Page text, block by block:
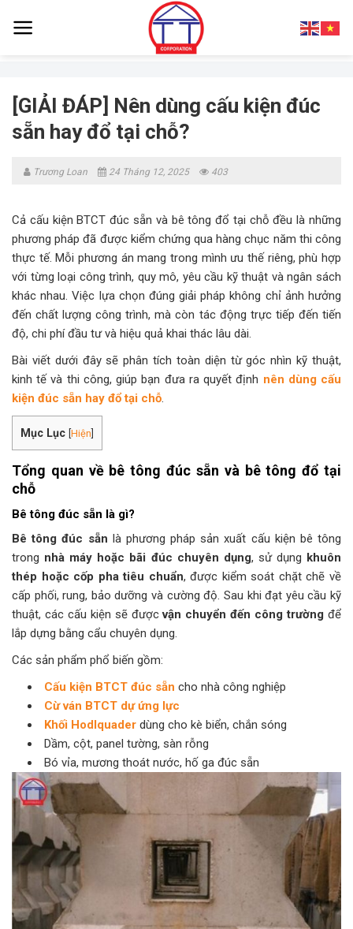
[GIẢI ĐÁP] Nên dùng cấu kiện đúc
sẵn hay đổ tại chỗ?
Trương Loan 24 Tháng 12, 2025 403
Cả cấu kiện BTCT đúc sẵn và bê tông đổ tại chỗ đều là những
phương pháp đã được kiểm chứng qua hàng chục năm thi công
thực tế. Mỗi phương án mang trong mình ưu thế riêng, phù hợp
với từng loại công trình, quy mô, yêu cầu kỹ thuật và ngân sách
khác nhau. Việc lựa chọn đúng giải pháp không chỉ ảnh hưởng
đến chất lượng công trình, mà còn tác động trực tiếp đến tiến
độ, chi phí đầu tư và hiệu quả khai thác lâu dài.
Bài viết dưới đây sẽ phân tích toàn diện từ góc nhìn kỹ thuật,
kinh tế và thi công, giúp bạn đưa ra quyết định nên dùng cấu
kiện đúc sẵn hay đổ tại chỗ
Mục Lục [Hiện]
Tổng quan về bê tông đúc sẵn và bê tông đổ tại
chỗ
Bê tông đúc sẵn là gì?
Bê tông đúc sẵn là phương pháp sản xuất cấu kiện bê tông
trong nhà máy hoặc bãi đúc chuyên dụng, sử dụng khuôn
thép hoặc cốp pha tiêu chuẩn, được kiểm soát chặt chẽ về
cấp phối, rung, bảo dưỡng và cường độ. Sau khi đạt yêu cầu kỹ
thuật, các cấu kiện sẽ đượcvận chuyển đến công trường để
lắp dựng bằng cẩu chuyên dụng.
Các sản phẩm phổ biến gồm:
Cấu kiện BTCT đúc sẵn cho nhà công nghiệp
Cừ ván BTCT dự ứng lực
Khối Hodlquaderdùng cho kè biển, chắn sóng
Dầm, cột, panel tường, sàn rỗng
Bó vỉa, mương thoát nước, hố ga đúc sẵn